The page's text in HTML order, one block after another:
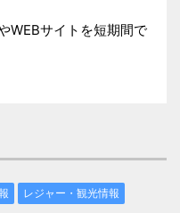
WEBサイトを短期間で
レジャー・観光情報